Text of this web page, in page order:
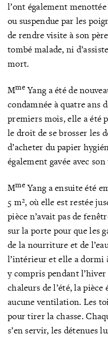
l’ont également
ou suspendue par les
de rendre visite à son
tombé malade, ni
mort.
MmeYang a été de
condamnée à quatre ans
premiers mois, elle a été
le droit de se brosser les
d’acheter du papier
également gavée avec
MmeYang a ensuite été
5 m², où elle est restée
pièce n’avait pas de
sur la porte pour que les
de la nourriture et de
l’intérieur et elle a dormi
y compris pendant
chaleurs de l’été, la
aucune ventilation. Les
pour tirer la chasse.
s’en servir, les détenues